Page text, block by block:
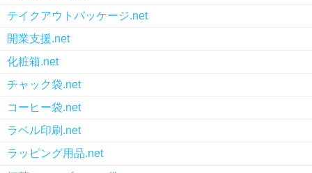
テイクアウトパッケージ.net
開業支援.net
化粧箱.net
チャック袋.net
コーヒー袋.net
ラベル印刷.net
ラッピング用品.net